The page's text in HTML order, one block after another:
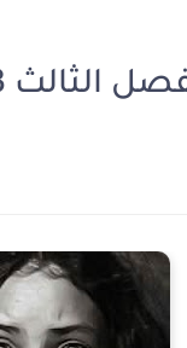
3 بقلم أمينة